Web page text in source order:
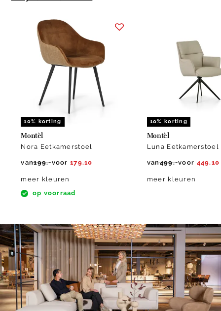
10% korting
Montèl
Nora Eetkamerstoel
van199.-voor 179.10
meer kleuren
op voorraad
10% korting
Montèl
Luna Eetkamerstoel
van499.-voor 449.10
meer kleuren